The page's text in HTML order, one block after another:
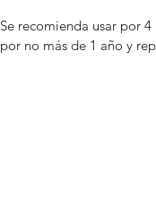
Se recomienda usar por
por no más de 1 año y